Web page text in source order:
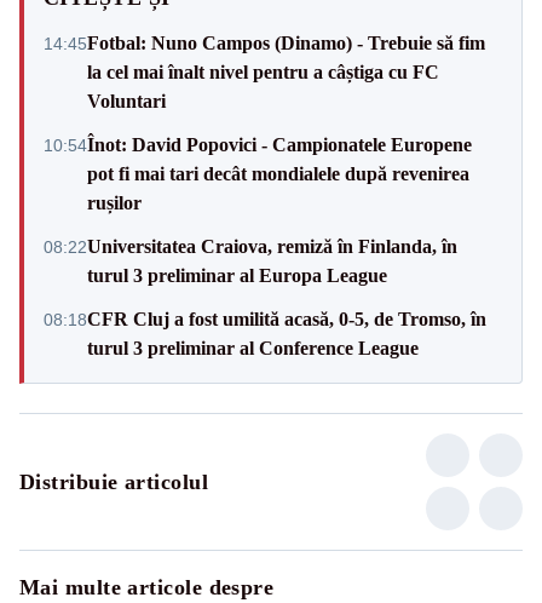
14:45Fotbal: Nuno Campos (Dinamo) - Trebuie să fim
la cel mai înalt nivel pentru a câștiga cu FC
Voluntari
10:54Înot: David Popovici - Campionatele Europene
pot fi mai tari decât mondialele după revenirea
rușilor
08:22Universitatea Craiova, remiză în Finlanda, în
turul 3 preliminar al Europa League
08:18CFR Cluj a fost umilită acasă, 0-5, de Tromso, în
turul 3 preliminar al Conference League
Distribuie articolul
Mai multe articole despre